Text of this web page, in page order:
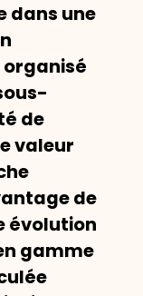
dans une
de
valeur
de
évolution
gamme